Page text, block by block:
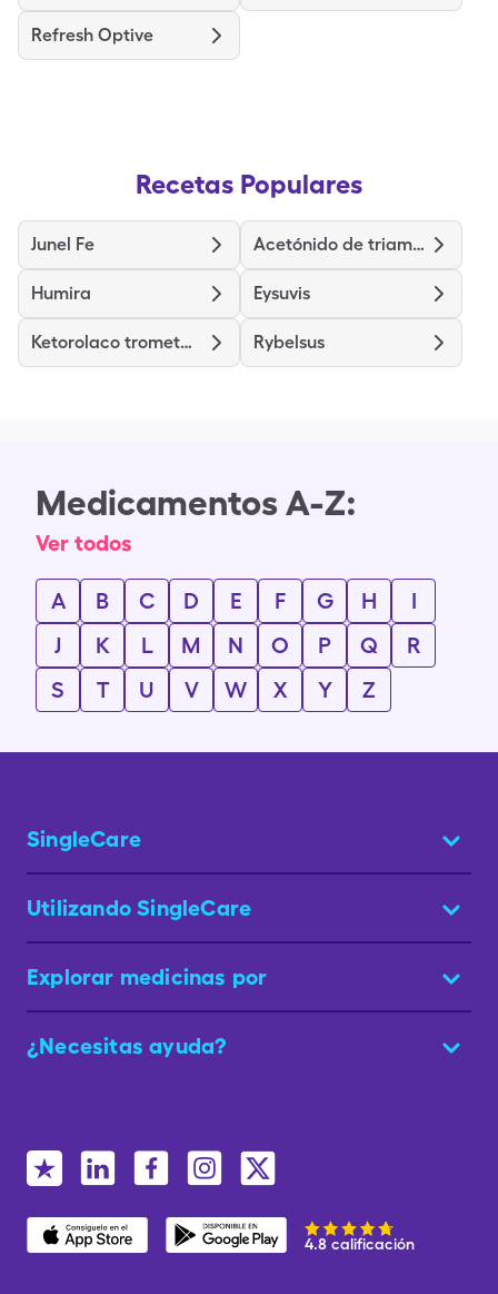
Refresh Optive
Recetas Populares
Junel Fe Acetónido de triamcinolona
Humira Eysuvis
Ketorolaco trometamina Rybelsus
Medicamentos A-Z:
Ver todos
A B C D E F G H
I
J
K L M N O P Q
R
S
T U V W X Y Z
SingleCare
Utilizando SingleCare
Explorar medicinas por
¿Necesitas ayuda?
4.8 calificación